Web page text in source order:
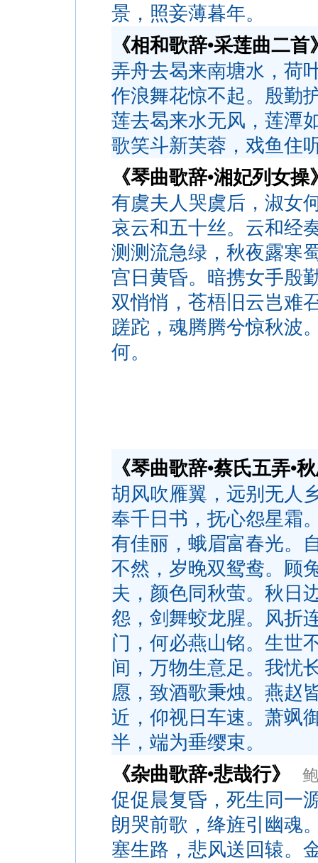
景，照妾薄暮年。
《相和歌辞•采莲曲二
弄舟去曷来南塘水，荷
作浪舞花惊不起。殷勤
莲去曷来水无风，莲潭
歌笑斗新芙蓉，戏鱼住
《琴曲歌辞•湘妃列女
有虞夫人哭虞后，淑女
哀云和五十丝。云和经
测测流急绿，秋夜露寒
宫日黄昏。暗携女手殷
双悄悄，苍梧旧云岂难
蹉跎，魂腾腾兮惊秋波
何。
《琴曲歌辞•蔡氏五弄•
胡风吹雁翼，远别无人
奉千日书，抚心怨星霜
有佳丽，蛾眉富春光。
不然，岁晚双鸳鸯。顾
夫，颜色同秋萤。秋日
怨，剑舞蛟龙腥。风折
门，何必燕山铭。生世
间，万物生意足。我忧
愿，致酒歌秉烛。燕赵
近，仰视日车速。萧飒
半，端为垂缨束。
《杂曲歌辞•悲哉行》
促促晨复昏，死生同一
朗哭前歌，绛旌引幽魂
塞生路，悲风送回辕。